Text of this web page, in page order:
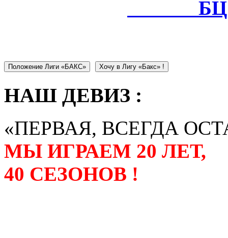
БЦ
Положение Лиги «БАКС» Хочу в Лигу «Бакс» !
НАШ ДЕВИЗ :
«ПЕРВАЯ, ВСЕГДА
МЫ ИГРАЕМ 20 ЛЕТ,
40 СЕЗОНОВ !